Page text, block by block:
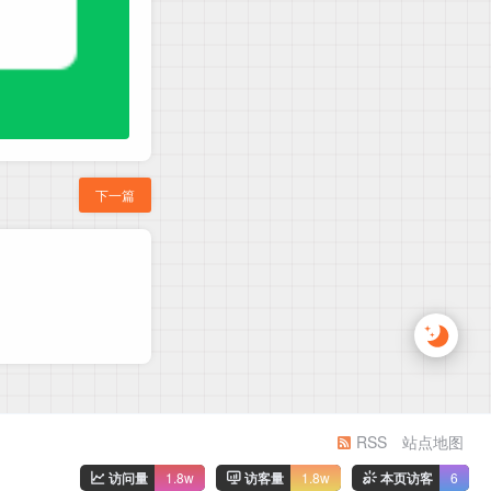
下一篇
RSS 站点地图
访问量 1.8w 访客量 1.8w 本页访客 6